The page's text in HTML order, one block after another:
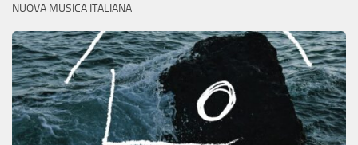
NUOVA MUSICA ITALIANA